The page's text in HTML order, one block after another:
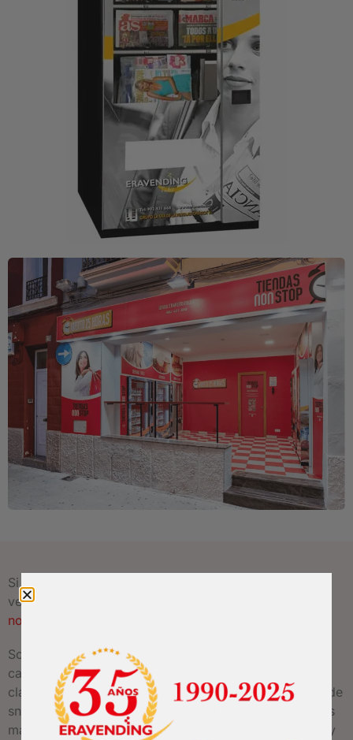
Si quiere montar su propio negocio con máquinas
vending en Ciudad Real, no dude en
nosotros
Somos fabricantes y distribuidores de un amplio
catálogo demáquinas expendedoras
clásicas máquinas de café, a las populares máquinas de
snacks, bebidas y chuches, pasando por las modernas
máquinas de comida caliente, productos de farmacia y